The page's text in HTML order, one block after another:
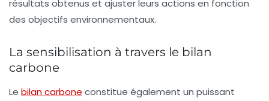
résultats obtenus et ajuster leurs actions en fonction
des objectifs environnementaux.
La sensibilisation à travers le bilan
carbone
Le bilan carbone constitue également un puissant